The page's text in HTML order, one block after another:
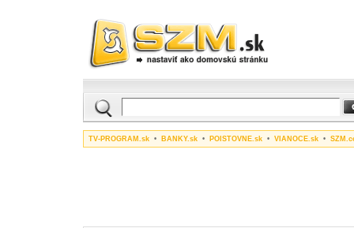
TV-PROGRAM.sk • BANKY.sk • POISTOVNE.sk • VIANOCE.sk •